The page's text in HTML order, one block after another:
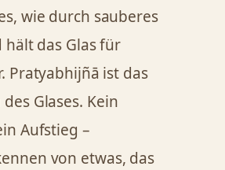
wie durch sauberes
hält das Glas für
Pratyabhijñā ist das
Glases. Kein
Aufstieg –
von etwas, das